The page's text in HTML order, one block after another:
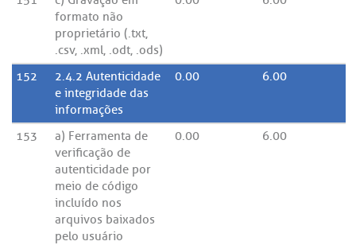
formato não
proprietário (.txt,
.csv, .xml, .odt, .ods)
152
2.4.2 Autenticidade
e integridade das
informações
0.00 6.00
153
a) Ferramenta de
verificação de
autenticidade por
meio de código
incluído nos
arquivos baixados
pelo usuário
0.00 6.00